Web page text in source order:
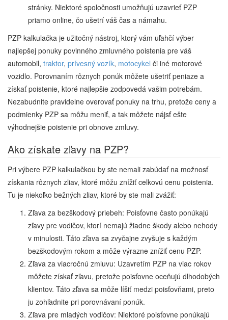
stránky. Niektoré spoločnosti umožňujú uzavrieť PZP
priamo online, čo ušetrí váš čas a námahu.
PZP kalkulačka je užitočný nástroj, ktorý vám uľahčí výber
najlepšej ponuky povinného zmluvného poistenia pre váš
automobil, traktor, prívesný vozík, motocykel či iné motorové
vozidlo. Porovnaním rôznych ponúk môžete ušetriť peniaze a
získať poistenie, ktoré najlepšie zodpovedá vašim potrebám.
Nezabudnite pravidelne overovať ponuky na trhu, pretože ceny a
podmienky PZP sa môžu meniť, a tak môžete nájsť ešte
výhodnejšie poistenie pri obnove zmluvy.
Ako získate zľavy na PZP?
Pri výbere PZP kalkulačkou by ste nemali zabúdať na možnosť
získania rôznych zliav, ktoré môžu znížiť celkovú cenu poistenia.
Tu je niekoľko bežných zliav, ktoré by ste mali zvážiť:
Zľava za bezškodový priebeh: Poisťovne často ponúkajú
zľavy pre vodičov, ktorí nemajú žiadne škody alebo nehody
v minulosti. Táto zľava sa zvyčajne zvyšuje s každým
bezškodovým rokom a môže výrazne znížiť cenu PZP.
Zľava za viacročnú zmluvu: Uzavretím PZP na viac rokov
môžete získať zľavu, pretože poisťovne oceňujú dlhodobých
klientov. Táto zľava sa môže líšiť medzi poisťovňami, preto
ju zohľadnite pri porovnávaní ponúk.
Zľava pre mladých vodičov: Niektoré poisťovne ponúkajú